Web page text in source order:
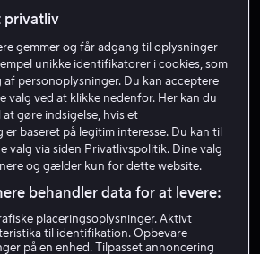
S. Chechik
Instruktør
privatliv
gemmer og får adgang til oplysninger
unikke identifikatorer i cookies, som
af personoplysninger. Du kan acceptere
valg ved at klikke nedenfor. Her kan du
gøre indsigelse, hvis et
baseret på legitim interesse. Du kan til
valg via siden Privatlivspolitik. Dine valg
og gælder kun for dette website.
behandler data for at levere:
placeringsoplysninger. Aktivt
til identifikation. Opbevare
på en enhed. Tilpasset annoncering